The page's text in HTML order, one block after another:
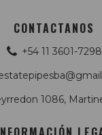
CONTACTANOS
+54 11 3601-7298
1086,